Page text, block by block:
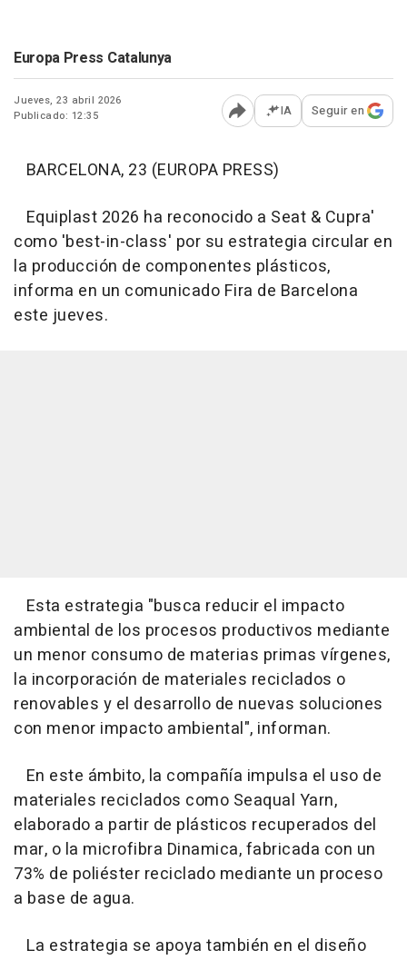
Europa Press Catalunya
Jueves, 23 abril 2026
Publicado: 12:35
Abrir opciones para
IA Seguir en
BARCELONA, 23 (EUROPA PRESS)
Equiplast 2026 ha reconocido a Seat & Cupra'
como 'best-in-class' por su estrategia circular en
la producción de componentes plásticos,
informa en un comunicado Fira de Barcelona
este jueves.
Esta estrategia "busca reducir el impacto
ambiental de los procesos productivos mediante
un menor consumo de materias primas vírgenes,
la incorporación de materiales reciclados o
renovables y el desarrollo de nuevas soluciones
con menor impacto ambiental", informan.
En este ámbito, la compañía impulsa el uso de
materiales reciclados como Seaqual Yarn,
elaborado a partir de plásticos recuperados del
mar, o la microfibra Dinamica, fabricada con un
73% de poliéster reciclado mediante un proceso
a base de agua.
La estrategia se apoya también en el diseño